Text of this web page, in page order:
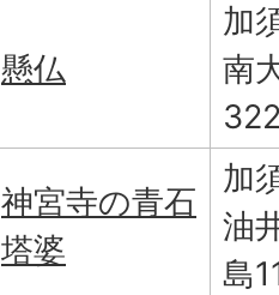
懸仏
加
南
神宮寺の青石
塔婆
加
油
島